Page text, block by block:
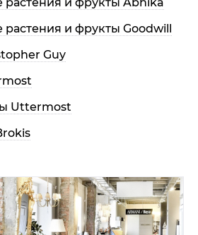
растения и фрукты Abhika
растения и фрукты Goodwill
Guy
Uttermost